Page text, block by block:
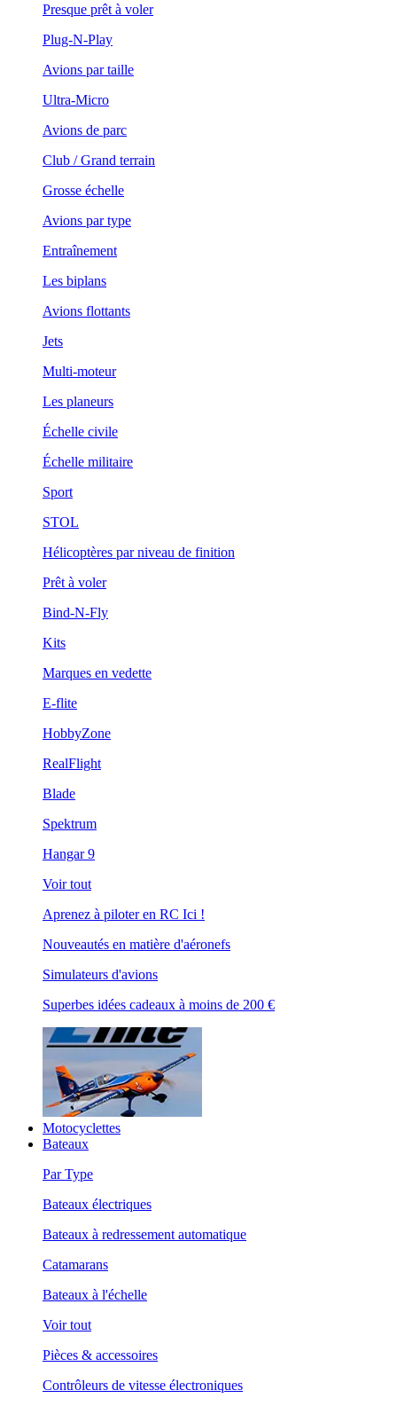
Presque prêt à voler
Plug-N-Play
Avions par taille
Ultra-Micro
Avions de parc
Club / Grand terrain
Grosse échelle
Avions par type
Entraînement
Les biplans
Avions flottants
Jets
Multi-moteur
Les planeurs
Échelle civile
Échelle militaire
Sport
STOL
Hélicoptères par niveau de finition
Prêt à voler
Bind-N-Fly
Kits
Marques en vedette
E-flite
HobbyZone
RealFlight
Blade
Spektrum
Hangar 9
Voir tout
Aprenez à piloter en RC Ici !
Nouveautés en matière d'aéronefs
Simulateurs d'avions
Superbes idées cadeaux à moins de 200 €
Motocyclettes
Bateaux
Par Type
Bateaux électriques
Bateaux à redressement automatique
Catamarans
Bateaux à l'échelle
Voir tout
Pièces & accessoires
Contrôleurs de vitesse électroniques